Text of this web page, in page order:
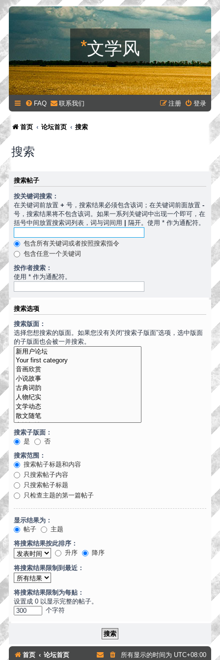
*文学风
FAQ 联系我们 登录
注册
首页 论坛首页 搜索
搜索
搜索帖子
按关键词搜索：
在关键词前放置 + 号，搜索结果必须包含该词；在关键词前面放置 -
号，搜索结果将不包含该词。如果一系列关键词中出现一个即可，在
括号中间放置搜索词列表，词与词间用 | 隔开。使用 * 作为通配符。
包含所有关键词或者按照搜索指令
包含任意一个关键词
按作者搜索：
使用 * 作为通配符。
搜索选项
搜索版面：
选择您想搜索的版面。如果您没有关闭“搜索子版面”选项，选中版面
的子版面也会被一并搜索。
搜索子版面：
是
否
搜索范围：
搜索帖子标题和内容
只搜索帖子内容
只搜索帖子标题
只检查主题的第一篇帖子
显示结果为：
帖子
主题
将搜索结果按此排序：
升序
降序
将搜索结果限制到最近：
将搜索结果限制为每贴：
设置成 0 以显示完整的帖子。
个字符
首页 论坛首页 所有显示的时间为 UTC+08:00